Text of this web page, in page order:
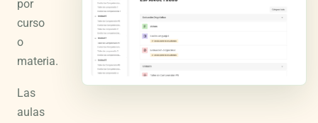
por
curso
o
materia.
Las
aulas